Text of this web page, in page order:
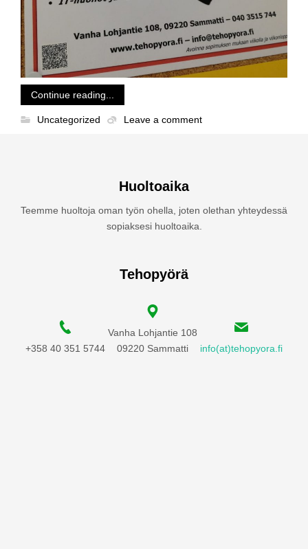
Continue reading...
Uncategorized Leave a comment
Huoltoaika
Teemme huoltoja oman työn ohella, joten olethan yhteydessä
sopiaksesi huoltoaika.
Tehopyörä
+358 40 351 5744
Vanha Lohjantie 108
09220 Sammatti
info(at)tehopyora.fi